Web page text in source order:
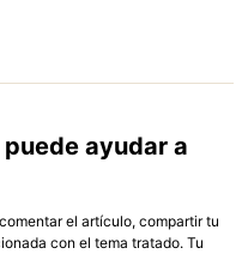
ayudar a
el artículo, compartir tu
con el tema tratado. Tu